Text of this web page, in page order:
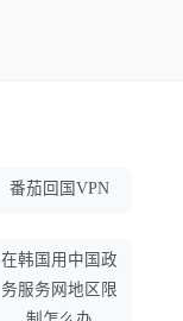
番茄回国VPN
在韩国用中国政
务服务网地区限